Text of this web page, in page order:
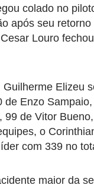
colado no
após seu retorno
Louro
Elizeu
de Enzo
99 de Vitor
o
com 339 no
maior da